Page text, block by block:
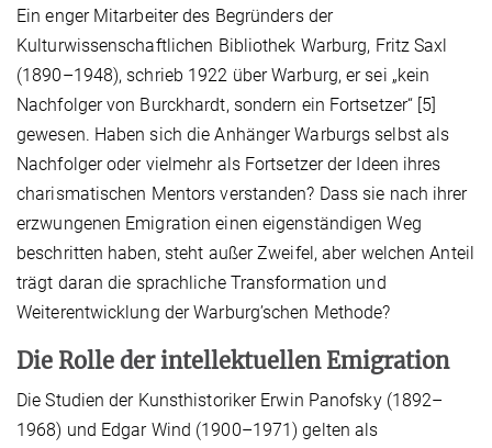
Ein enger Mitarbeiter des Begründers der
Kulturwissenschaftlichen Bibliothek Warburg, Fritz Saxl
(1890–1948), schrieb 1922 über Warburg, er sei „kein
Nachfolger von Burckhardt, sondern ein Fortsetzer“ [5]
gewesen. Haben sich die Anhänger Warburgs selbst als
Nachfolger oder vielmehr als Fortsetzer der Ideen ihres
charismatischen Mentors verstanden? Dass sie nach ihrer
erzwungenen Emigration einen eigenständigen Weg
beschritten haben, steht außer Zweifel, aber welchen Anteil
trägt daran die sprachliche Transformation und
Weiterentwicklung der Warburg’schen Methode?
Die Rolle der intellektuellen Emigration
Die Studien der Kunsthistoriker Erwin Panofsky (1892–
1968) und Edgar Wind (1900–1971) gelten als